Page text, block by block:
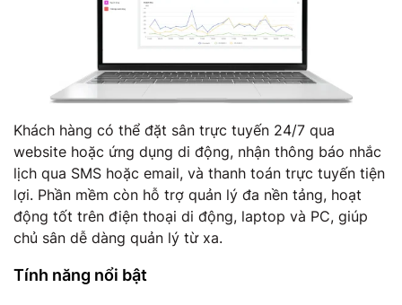
Khách hàng có thể đặt sân trực tuyến 24/7 qua
website hoặc ứng dụng di động, nhận thông báo nhắc
lịch qua SMS hoặc email, và thanh toán trực tuyến tiện
lợi. Phần mềm còn hỗ trợ quản lý đa nền tảng, hoạt
động tốt trên điện thoại di động, laptop và PC, giúp
chủ sân dễ dàng quản lý từ xa.
Tính năng nổi bật